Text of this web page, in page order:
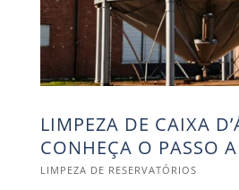
LIMPEZA DE CAIXA
CONHEÇA O PASSO
LIMPEZA DE RESERVATÓRIOS